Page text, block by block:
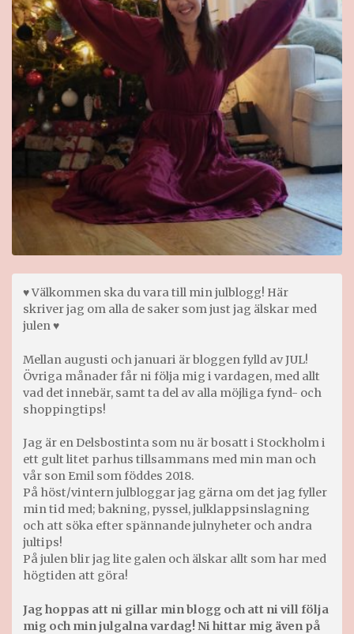
♥ Välkommen ska du vara till min julblogg! Här
skriver jag om alla de saker som just jag älskar med
julen ♥
Mellan augusti och januari är bloggen fylld av JUL!
Övriga månader får ni följa mig i vardagen, med allt
vad det innebär, samt ta del av alla möjliga fynd- och
shoppingtips!
Jag är en Delsbostinta som nu är bosatt i Stockholm i
ett gult litet parhus tillsammans med min man och
vår son Emil som föddes 2018.
På höst/vintern julbloggar jag gärna om det jag fyller
min tid med; bakning, pyssel, julklappsinslagning
och att söka efter spännande julnyheter och andra
jultips!
På julen blir jag lite galen och älskar allt som har med
högtiden att göra!
Jag hoppas att ni gillar min blogg och att ni vill följa
mig och min julgalna vardag! Ni hittar mig även på